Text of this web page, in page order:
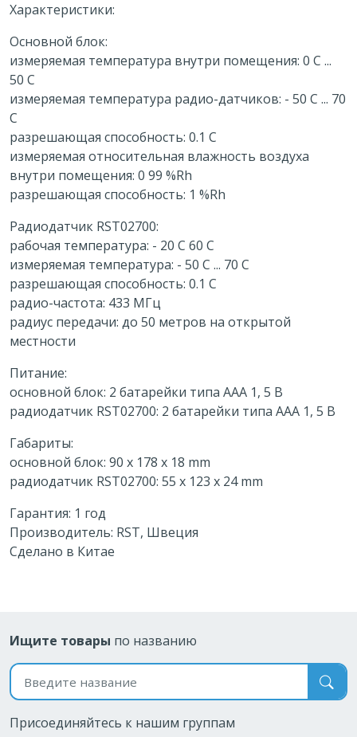
Характеристики:
Основной блок:
измеряемая температура внутри помещения: 0 C ...
50 C
измеряемая температура радио-датчиков: - 50 C ... 70
C
разрешающая способность: 0.1 C
измеряемая относительная влажность воздуха
внутри помещения: 0 99 %Rh
разрешающая способность: 1 %Rh
Радиодатчик RST02700:
рабочая температура: - 20 C 60 C
измеряемая температура: - 50 C ... 70 C
разрешающая способность: 0.1 C
радио-частота: 433 МГц
радиус передачи: до 50 метров на открытой
местности
Питание:
основной блок: 2 батарейки типа ААА 1, 5 В
радиодатчик RST02700: 2 батарейки типа ААА 1, 5 В
Габариты:
основной блок: 90 x 178 x 18 mm
радиодатчик RST02700: 55 x 123 x 24 mm
Гарантия: 1 год
Производитель: RST, Швеция
Сделано в Китае
Ищите товары по названию
Поиск по названию
Присоединяйтесь к нашим группам